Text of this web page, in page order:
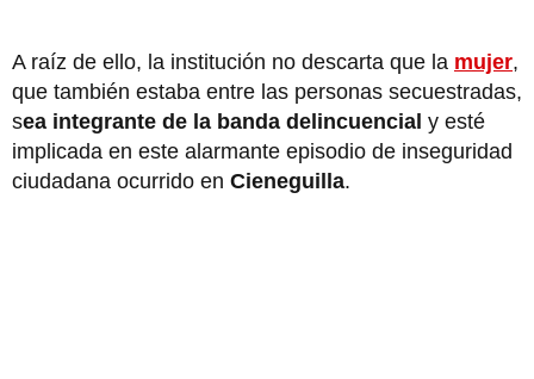
A raíz de ello, la institución no descarta que la mujer,
que también estaba entre las personas secuestradas,
sea integrante de la banda delincuencial y esté
implicada en este alarmante episodio de inseguridad
ciudadana ocurrido en Cieneguilla.